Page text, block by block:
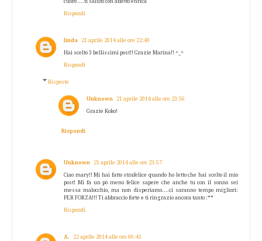
cuore....ti saluto con affetto enrica
Rispondi
linda 21 aprile 2014 alle ore 22:40
Hai scelto 3 bellissimi post!! Grazie Marina!! ^_^
Rispondi
Risposte
Unknown 21 aprile 2014 alle ore 23:56
Grazie Koko!
Rispondi
Unknown 21 aprile 2014 alle ore 23:57
Ciao mary!! Mi hai fatto strafelice quando ho letto che hai scelto il mio
post! Mi fa un pò meno felice sapere che anche tu con il sonno sei
messa malocchio, ma non disperiamo....ci saranno tempo migliori:
PER FORZA!!! Ti abbraccio forte e ti ringrazio ancora tanto :**
Rispondi
A. 22 aprile 2014 alle ore 06:41